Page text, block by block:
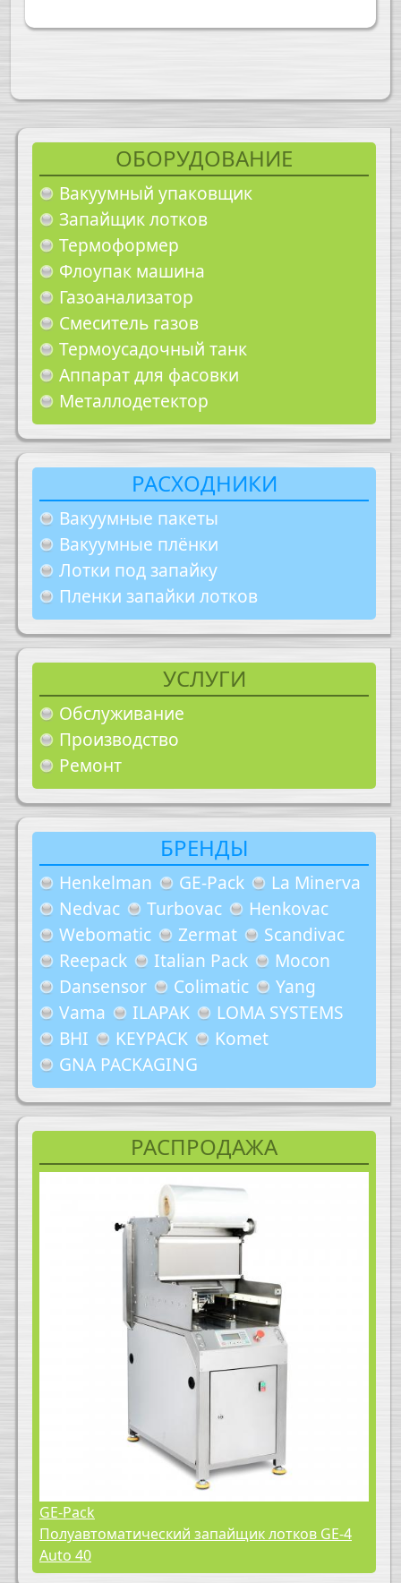
ОБОРУДОВАНИЕ
Вакуумный упаковщик
Запайщик лотков
Термоформер
Флоупак машина
Газоанализатор
Смеситель газов
Термоусадочный танк
Аппарат для фасовки
Металлодетектор
РАСХОДНИКИ
Вакуумные пакеты
Вакуумные плёнки
Лотки под запайку
Пленки запайки лотков
УСЛУГИ
Обслуживание
Производство
Ремонт
БРЕНДЫ
Henkelman GE-Pack
La Minerva
Nedvac
Turbovac
Henkovac
Webomatic
Zermat
Scandivac
Reepack
Italian Pack
Mocon
Dansensor
Colimatic
Yang
Vama
ILAPAK
LOMA SYSTEMS
BHI
KEYPACK
Komet
GNA PACKAGING
РАСПРОДАЖА
GE-Pack
Полуавтоматический запайщик лотков GE-4
Auto 40